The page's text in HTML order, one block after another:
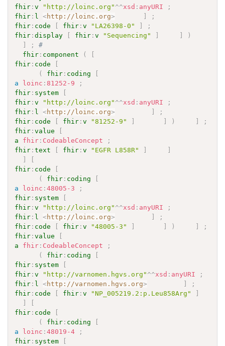
fhir :v "http://loinc.org" ^^xsd : anyURI
;
fhir : l <http://loinc.org> ]
;
fhir : code [ fhir :v "LA26398-0" ]
;
fhir :display [ fhir :v "Sequencing" ] ]
)
]
;
#
fhir : component (
[
fhir : code
[
(
fhir : coding
[
a
loinc : 81252-9
;
fhir : system
[
fhir :v "http://loinc.org" ^^xsd : anyURI
;
fhir : l <http://loinc.org> ]
;
fhir : code [ fhir :v "81252-9" ] ] ) ]
;
fhir :value
[
a
fhir : CodeableConcept
;
fhir :text [ fhir :v "EGFR L858R" ]
]
]
[
fhir : code
[
(
fhir : coding
[
a
loinc :48005-3
;
fhir : system
[
fhir :v "http://loinc.org" ^^xsd : anyURI
;
fhir : l <http://loinc.org> ]
;
fhir : code [ fhir :v "48005-3" ] ] ) ]
;
fhir :value
[
a
fhir : CodeableConcept
;
(
fhir : coding
[
fhir : system
[
fhir :v "http://varnomen.hgvs.org" ^^xsd : anyURI
;
fhir : l <http://varnomen.hgvs.org> ]
;
fhir : code [ fhir :v "NP_005219.2:p.Leu858Arg"
]
]
[
fhir : code
[
(
fhir : coding
[
a
loinc :48019-4
;
fhir : system
[